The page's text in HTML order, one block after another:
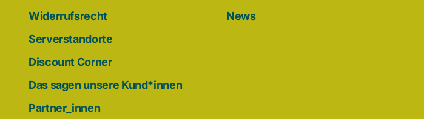
Widerrufsrecht
Serverstandorte
Discount Corner
Das sagen unsere Kund*innen
Partner_innen
News